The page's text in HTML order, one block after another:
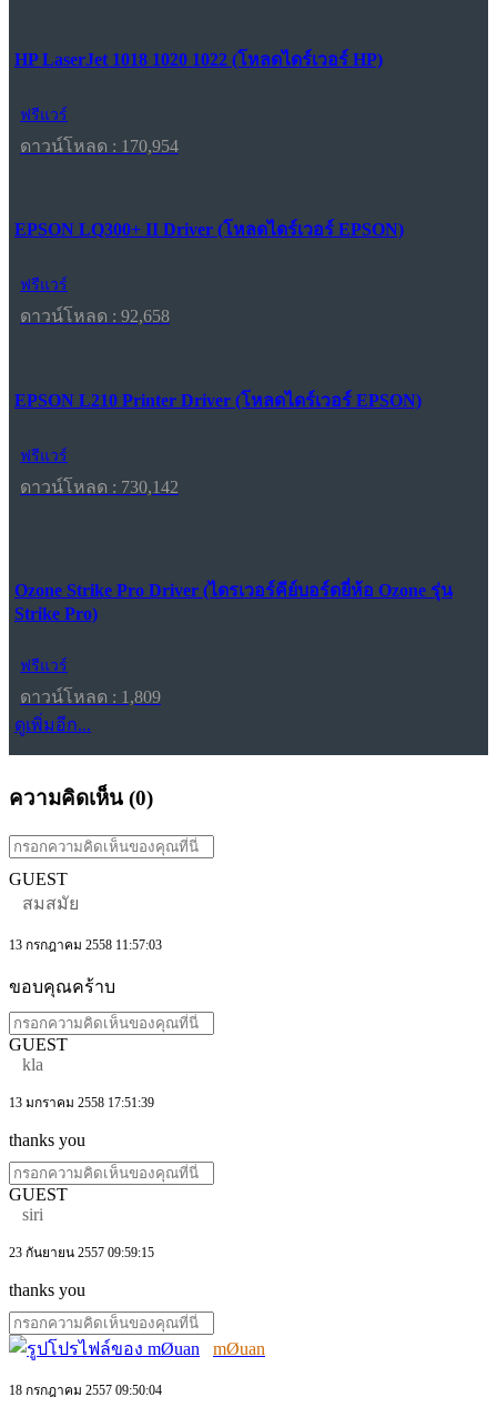
HP LaserJet 1018 1020 1022 (โหลดไดร์เวอร์ HP)
ฟรีแวร์
ดาวน์โหลด : 170,954
EPSON LQ300+ II Driver (โหลดไดร์เวอร์ EPSON)
ฟรีแวร์
ดาวน์โหลด : 92,658
EPSON L210 Printer Driver (โหลดไดร์เวอร์ EPSON)
ฟรีแวร์
ดาวน์โหลด : 730,142
Ozone Strike Pro Driver (ไดรเวอร์คีย์บอร์ดยี่ห้อ Ozone รุ่น
Strike Pro)
ฟรีแวร์
ดาวน์โหลด : 1,809
ดูเพิ่มอีก...
ความคิดเห็น (0)
GUEST
สมสมัย
13 กรกฎาคม 2558 11:57:03
ขอบคุณคร้าบ
GUEST
kla
13 มกราคม 2558 17:51:39
thanks you
GUEST
siri
23 กันยายน 2557 09:59:15
thanks you
mØuan
18 กรกฎาคม 2557 09:50:04